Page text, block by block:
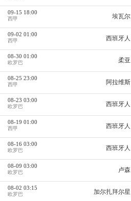
09-15 18:00
西甲 埃瓦尔
09-02 01:00
西甲 西班牙人
08-30 01:00
欧罗巴 柔亚
08-25 23:00
西甲 阿拉维斯
08-23 03:00
欧罗巴 西班牙人
08-19 01:00
西甲 西班牙人
08-16 03:00
欧罗巴 西班牙人
08-09 03:00
欧罗巴 卢森
08-02 03:15
欧罗巴 加尔扎拜尔星